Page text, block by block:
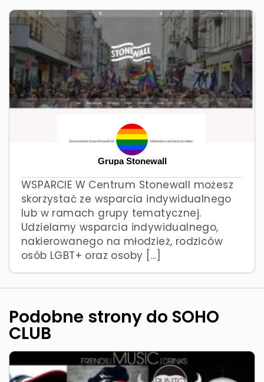
Grupa Stonewall
WSPARCIE W Centrum Stonewall możesz
skorzystać ze wsparcia indywidualnego
lub w ramach grupy tematycznej.
Udzielamy wsparcia indywidualnego,
nakierowanego na młodzież, rodziców
osób LGBT+ oraz osoby […]
Podobne strony do SOHO
CLUB